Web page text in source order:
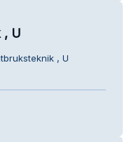
, U
, U